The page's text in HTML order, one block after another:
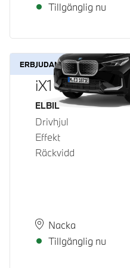
Tillgänglig nu
ERBJUDANDE
iX1 eDrive20
Bränsle
ELBIL
Drivhjul
Effekt
Räckvidd
PlatsNacka
Leveranstid
Tillgänglig nu